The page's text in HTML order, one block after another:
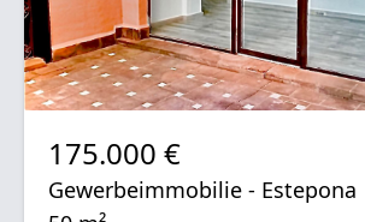
175.000 €
Gewerbeimmobilie - Estepona